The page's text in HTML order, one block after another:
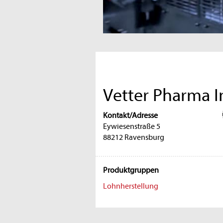
Vetter Pharma
Kontakt/Adresse
Eywiesenstraße 5
88212 Ravensburg
Produktgruppen
Lohnherstellung